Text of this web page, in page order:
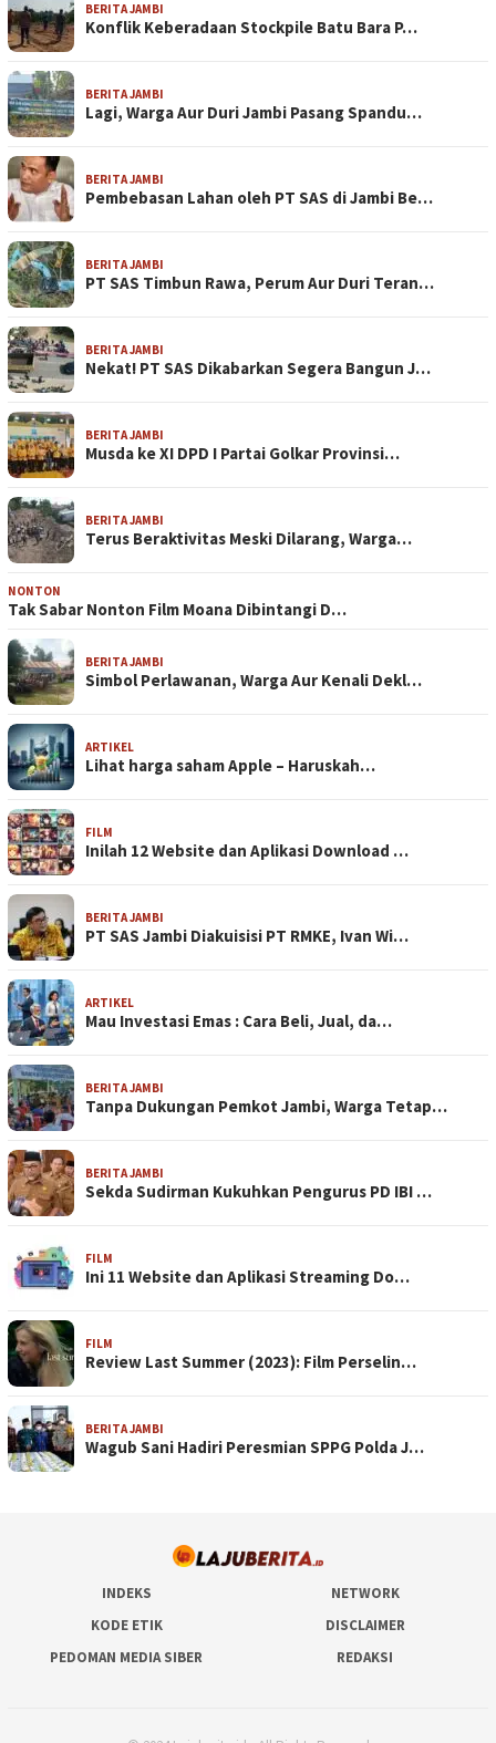
BERITA JAMBI
Konflik Keberadaan Stockpile Batu Bara P…
BERITA JAMBI
Lagi, Warga Aur Duri Jambi Pasang Spandu…
BERITA JAMBI
Pembebasan Lahan oleh PT SAS di Jambi Be…
BERITA JAMBI
PT SAS Timbun Rawa, Perum Aur Duri Teran…
BERITA JAMBI
Nekat! PT SAS Dikabarkan Segera Bangun J…
BERITA JAMBI
Musda ke XI DPD I Partai Golkar Provinsi…
BERITA JAMBI
Terus Beraktivitas Meski Dilarang, Warga…
NONTON
Tak Sabar Nonton Film Moana Dibintangi D…
BERITA JAMBI
Simbol Perlawanan, Warga Aur Kenali Dekl…
ARTIKEL
Lihat harga saham Apple – Haruskah…
FILM
Inilah 12 Website dan Aplikasi Download …
BERITA JAMBI
PT SAS Jambi Diakuisisi PT RMKE, Ivan Wi…
ARTIKEL
Mau Investasi Emas : Cara Beli, Jual, da…
BERITA JAMBI
Tanpa Dukungan Pemkot Jambi, Warga Tetap…
BERITA JAMBI
Sekda Sudirman Kukuhkan Pengurus PD IBI …
FILM
Ini 11 Website dan Aplikasi Streaming Do…
FILM
Review Last Summer (2023): Film Perselin…
BERITA JAMBI
Wagub Sani Hadiri Peresmian SPPG Polda J…
INDEKS
NETWORK
KODE ETIK
DISCLAIMER
PEDOMAN MEDIA SIBER
REDAKSI